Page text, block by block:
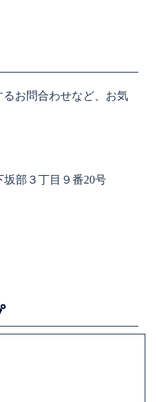
お問合わせなど、お気
部３丁目９番20号